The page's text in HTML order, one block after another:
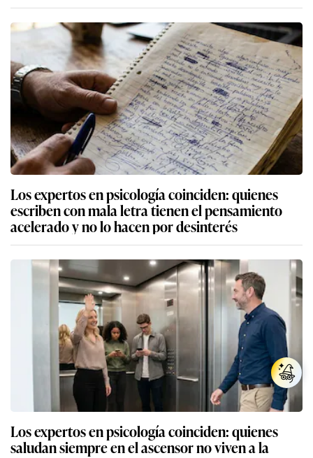
Los expertos en psicología coinciden: quienes
escriben con mala letra tienen el pensamiento
acelerado y no lo hacen por desinterés
Los expertos en psicología coinciden: quienes
saludan siempre en el ascensor no viven a la